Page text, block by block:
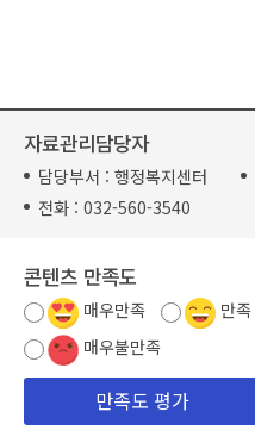
자료관리담당자
담당부서 : 행정복지센터
전화 : 032-560-3540
콘텐츠 만족도
매우만족 만족
매우불만족